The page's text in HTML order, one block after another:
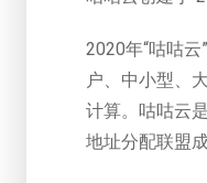
2020年“咕咕
户、中小型、
计算。咕咕云
地址分配联盟成